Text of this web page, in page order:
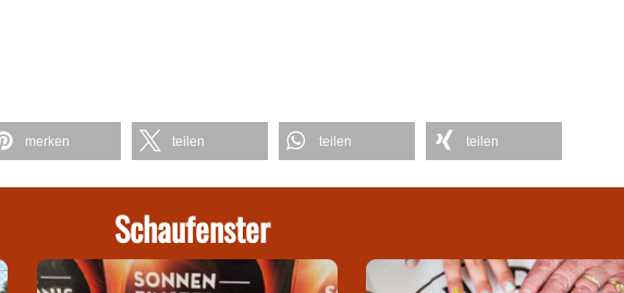
merken teilen teilen teilen
Schaufenster